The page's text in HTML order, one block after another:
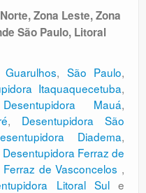
Zona Leste, Zona
São Paulo, Litoral
Guarulhos, São Paulo,
Itaquaquecetuba,
Desentupidora Mauá,
, Desentupidora São
Diadema,
Desentupidora Ferraz de
de Vasconcelos ,
Litoral Sule